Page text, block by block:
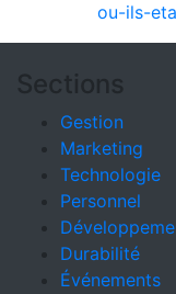
ou-ils-
Sections
Gestion
Marketing
Technologie
Personnel
Durabilité
Événements